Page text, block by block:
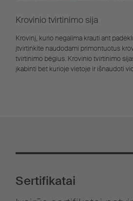
Krovinio tvirtinimo sija
Krovinį, kurio negalima krauti ant
įtvirtinkite naudodami primontuotus
tvirtinimo bėgius. Krovinio tvirtinimo
įkabinti bet kurioje vietoje ir išnaudoti
Sertifikatai